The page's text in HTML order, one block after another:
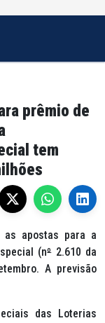
prêmio de
tem
as apostas para a
(nº2.610 da
A previsão
das Loterias